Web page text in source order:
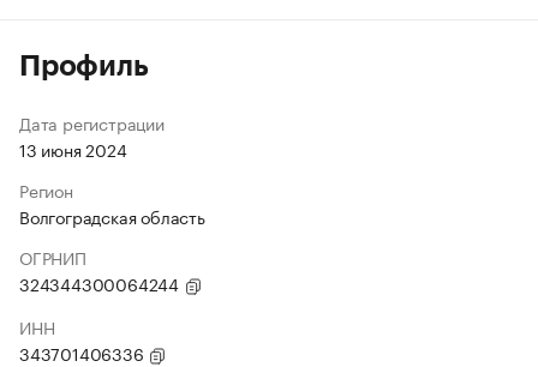
Профиль
Дата регистрации
13 июня 2024
Регион
Волгоградская область
ОГРНИП
324344300064244
ИНН
343701406336